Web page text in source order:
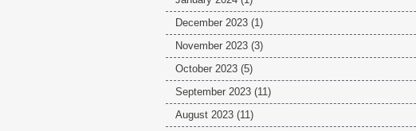
December 2023 (1)
November 2023 (3)
October 2023 (5)
September 2023 (11)
August 2023 (11)